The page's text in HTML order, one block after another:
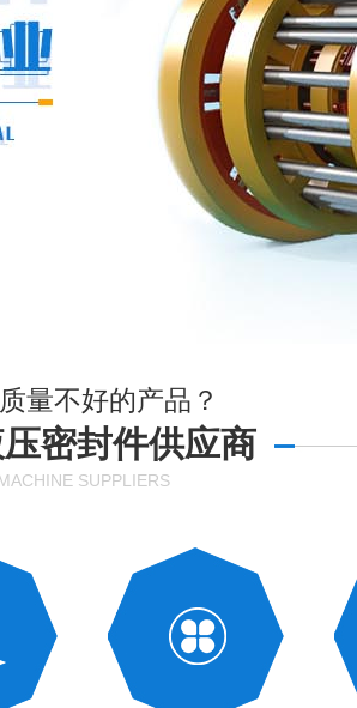
量不好的产品？
密封件供应商
SUPPLIERS